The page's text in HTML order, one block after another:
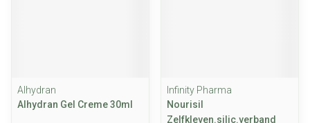
Alhydran
Alhydran Gel Creme 30ml
Infinity Pharma
Nourisil
Zelfkleven.silic.verband